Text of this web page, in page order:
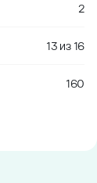
2
13 из16
160